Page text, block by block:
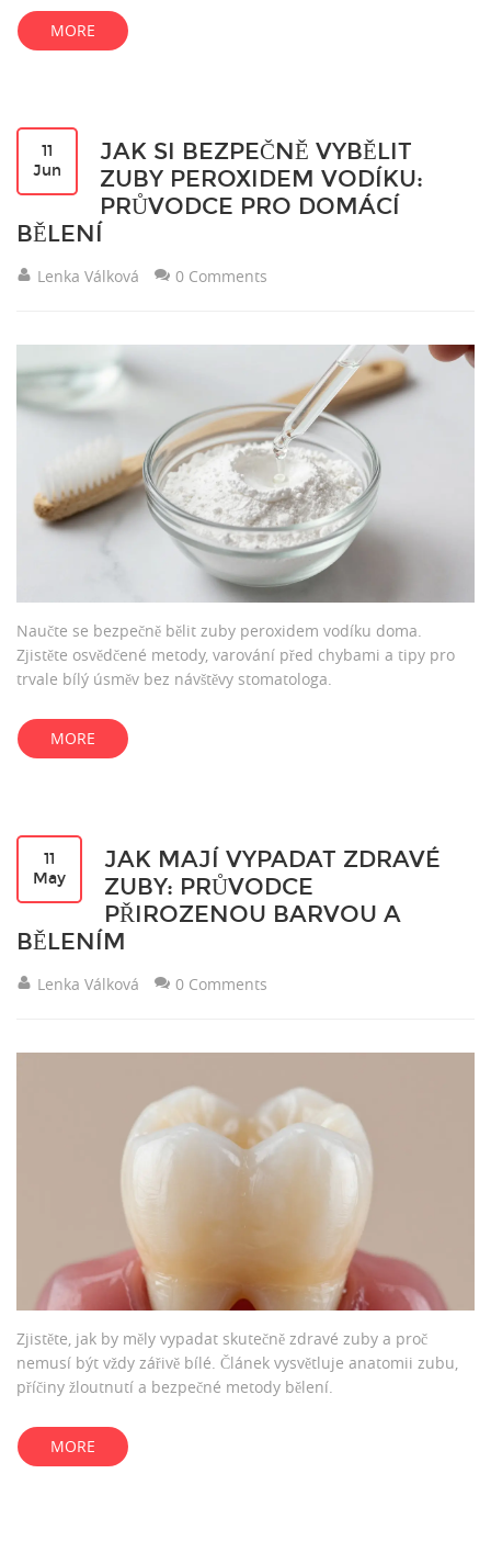
MORE
11
Jun
JAK SI BEZPEČNĚ VYBĚLIT
ZUBY PEROXIDEM VODÍKU:
PRŮVODCE PRO DOMÁCÍ
BĚLENÍ
Lenka Válková 0 Comments
Naučte se bezpečně bělit zuby peroxidem vodíku doma.
Zjistěte osvědčené metody, varování před chybami a tipy pro
trvale bílý úsměv bez návštěvy stomatologa.
MORE
11
May
JAK MAJÍ VYPADAT ZDRAVÉ
ZUBY: PRŮVODCE
PŘIROZENOU BARVOU A
BĚLENÍM
Lenka Válková 0 Comments
Zjistěte, jak by měly vypadat skutečně zdravé zuby a proč
nemusí být vždy zářivě bílé. Článek vysvětluje anatomii zubu,
příčiny žloutnutí a bezpečné metody bělení.
MORE